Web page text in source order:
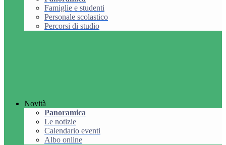
Famiglie e studenti
Personale scolastico
Percorsi di studio
Novità
Panoramica
Le notizie
Calendario eventi
Albo online